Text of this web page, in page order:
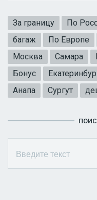
За границу По
багаж
По Европе
Москва
Самара
Бонус
Анапа
Сургут